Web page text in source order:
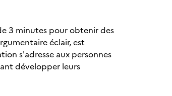
3 minutes pour obtenir des
éclair, est
s'adresse aux personnes
développer leurs